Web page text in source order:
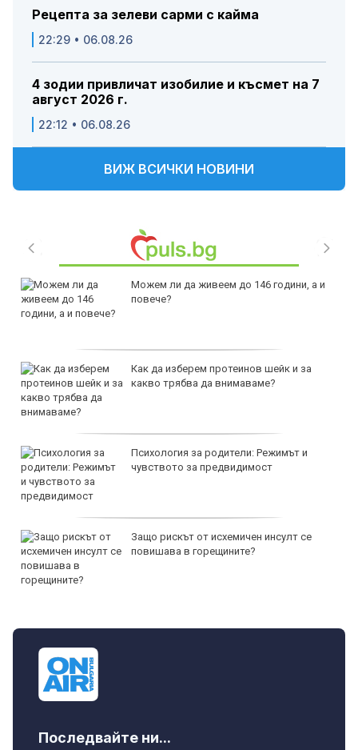
Рецепта за зелеви сарми с кайма
22:29 • 06.08.26
4 зодии привличат изобилие и късмет на 7
август 2026 г.
22:12 • 06.08.26
ВИЖ ВСИЧКИ НОВИНИ
Можем ли да живеем до 146 години, а и
повече?
Как да изберем протеинов шейк и за
какво трябва да внимаваме?
Психология за родители: Режимът и
чувството за предвидимост
Защо рискът от исхемичен инсулт се
повишава в горещините?
Последвайте ни...